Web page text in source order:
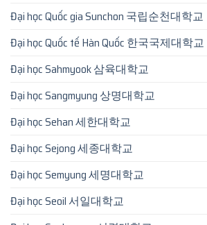
Đại học Quốc gia Sunchon 국립순천대학교
Đại học Quốc tế Hàn Quốc 한국국제대학교
Đại học Sahmyook 삼육대학교
Đại học Sangmyung 상명대학교
Đại học Sehan 세한대학교
Đại học Sejong 세종대학교
Đại học Semyung 세명대학교
Đại học Seoil 서일대학교